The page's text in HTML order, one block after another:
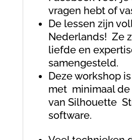
vragen hebt of
De lessen zijn
Nederlands! Ze
liefde en
samengesteld.
Deze workshop
met minimaal de
van Silhouette
software.